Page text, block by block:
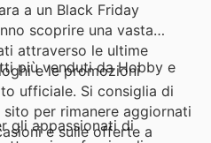
a un Black Friday
scoprire una vasta
attraverso le ultime
e le promozioni
ufficiale. Si consiglia di
per rimanere aggiornati
e sulle offerte a
più venduti da Hobby e
gli appassionati di